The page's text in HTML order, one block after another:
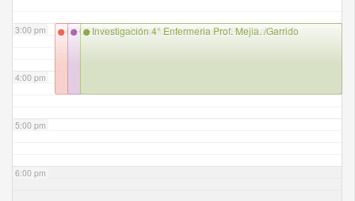
3:00 pm
4:00 pm
5:00 pm
6:00 pm
CFG Bienestar azul Prof. Paulina Larrondo
CFG Salud Perspectiva de Genero Prof. Daniela G.
Investigación 4° Enfermeria Prof. Mejia. /Garrido